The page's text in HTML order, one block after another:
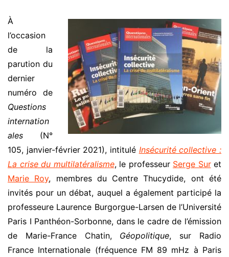
À
l’occasion
de la
parution du
dernier
numéro de
Questions
internation
ales (N°
105, janvier-février 2021), intitulé Insécurité collective :
La crise du multilatéralisme, le professeur Serge Suret
Marie Roy, membres du Centre Thucydide, ont été
invités pour un débat, auquel a également participé la
professeure Laurence Burgorgue-Larsen de l’Université
Paris I Panthéon-Sorbonne, dans le cadre de l’émission
de Marie-France Chatin, Géopolitique, sur Radio
France Internationale (fréquence FM 89 mHz à Paris